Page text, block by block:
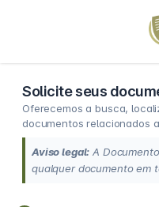
Solicite seus
Oferecemos a busca,
documentos relacionados
Aviso legal: A
qualquer documento em